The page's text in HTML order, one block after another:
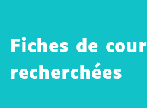
Fiches de
recherchées